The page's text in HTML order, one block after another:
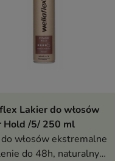
Pokaż szczegóły
Lakier do włosów
Hold /5/ 250 ml
włosów ekstremalne
do 48h, naturalny